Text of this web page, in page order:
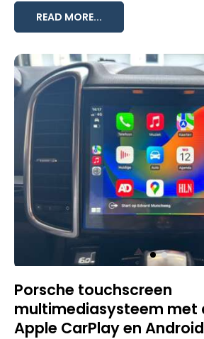
READ MORE...
Porsche touchscreen
multimediasysteem met
Apple CarPlay en